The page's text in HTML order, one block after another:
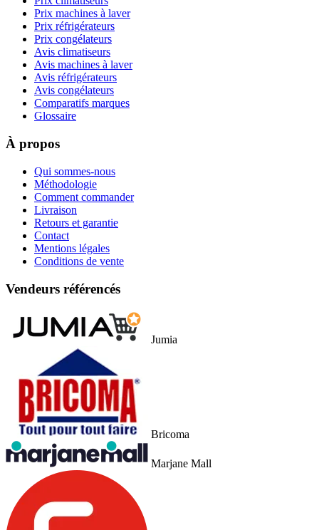
Prix machines à laver
Prix réfrigérateurs
Prix congélateurs
Avis climatiseurs
Avis machines à laver
Avis réfrigérateurs
Avis congélateurs
Comparatifs marques
Glossaire
À propos
Qui sommes-nous
Méthodologie
Comment commander
Livraison
Retours et garantie
Contact
Mentions légales
Conditions de vente
Vendeurs référencés
Jumia
Bricoma
Marjane Mall